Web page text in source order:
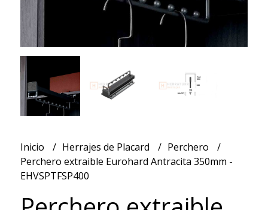
Inicio Herrajes de Placard
Perchero
Perchero extraible Eurohard Antracita 350mm -
EHVSPTFSP400